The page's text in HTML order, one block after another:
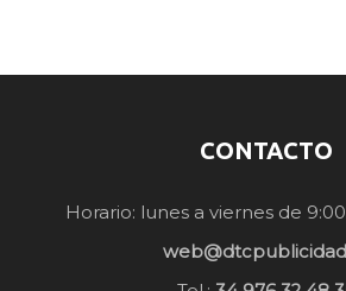
CONTACTO
Horario: lunes a viernes de 9:00